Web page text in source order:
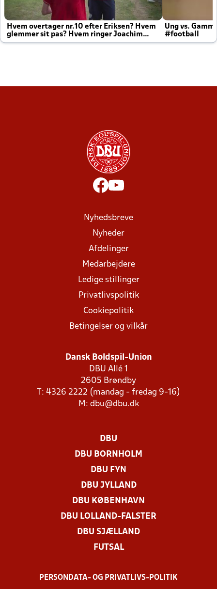
Hvem overtager nr.10 efter Eriksen? Hvem
glemmer sit pas? Hvem ringer Joachim
altid til efter kampe?
Ung vs.
#football
Nyhedsbreve
Nyheder
Afdelinger
Medarbejdere
Ledige stillinger
Privatlivspolitik
Cookiepolitik
Betingelser og vilkår
Dansk Boldspil-Union
DBU Allé 1
2605 Brøndby
T: 4326 2222 (mandag - fredag 9-16)
M: dbu@dbu.dk
DBU
DBU BORNHOLM
DBU FYN
DBU JYLLAND
DBU KØBENHAVN
DBU LOLLAND-FALSTER
DBU SJÆLLAND
FUTSAL
PERSONDATA- OG PRIVATLIVS-POLITIK